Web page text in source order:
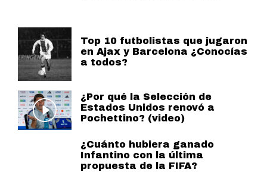
Top 10 futbolistas que jugaron
en Ajax y Barcelona ¿Conocías
a todos?
¿Por qué la Selección de
Estados Unidos renovó a
Pochettino? (video)
¿Cuánto hubiera ganado
Infantino con la última
propuesta de la FIFA?